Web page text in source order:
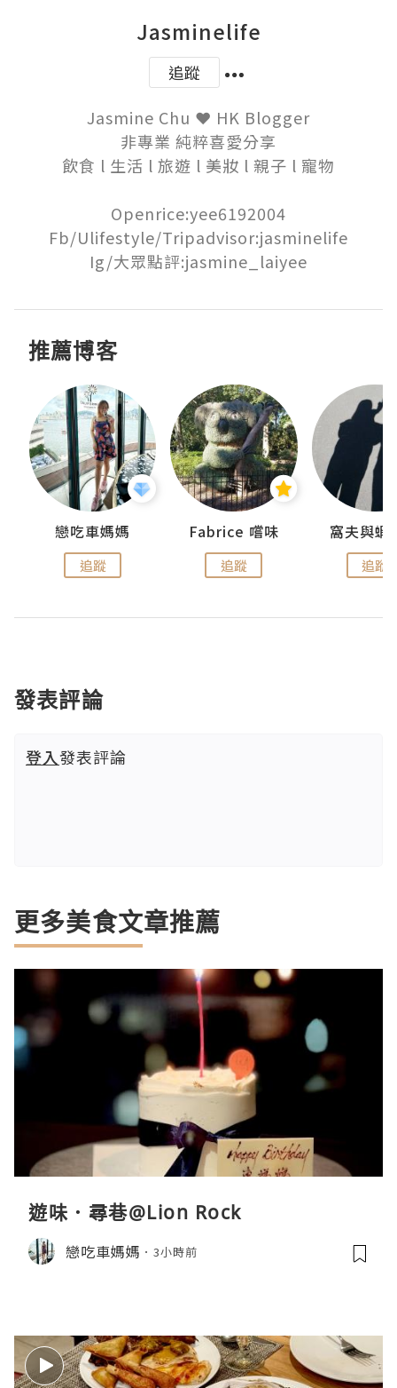
Jasminelife
追蹤
Jasmine Chu ❤ HK Blogger
非專業 純粹喜愛分享
飲食 l 生活 l 旅遊 l 美妝 l 親子 l 寵物
Openrice:yee6192004
Fb/Ulifestyle/Tripadvisor:jasminelife
Ig/大眾點評:jasmine_laiyee
推薦博客
戀吃車媽媽
追蹤
Fabrice 嚐味
追蹤
窩夫與蝦
追蹤
發表評論
登入發表評論
更多美食文章推薦
遊味．尋巷@Lion Rock
戀吃車媽媽 3小時前